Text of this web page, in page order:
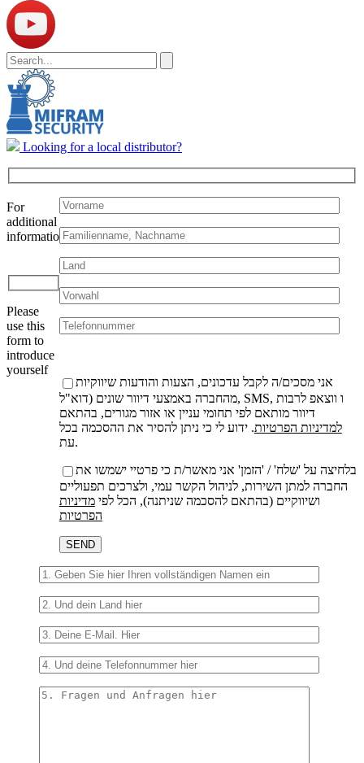
lasse
dieses
Feld
leer.
Looking for a local distributor?
For
additional
information:
אני מסכים/ה לקבל עדכונים, הצעות והודעות שיווקיות
מהחברה באמצעי דיוור שונים (דוא"ל, SMS, ו ווצאפ לרבות
דיוור מותאם לפי תחומי עניין או אזור מגורים, בהתאם
למדיניות הפרטיות. ידוע לי כי ניתן להסיר את ההסכמה בכל
עת.
בלחיצה על 'שלח' / 'הזמן' אני מאשר/ת כי פרטיי ישמשו את
החברה למתן השירות, לניהול הקשר עמי, ולצרכים תפעוליים
ושיווקיים (בהתאם להסכמה שניתנה), הכל לפימדיניות
הפרטיות
Feld
leer.
Please
use this
form to
introduce
yourself